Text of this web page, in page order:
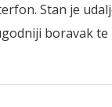
Stan je
boravak